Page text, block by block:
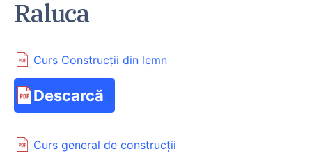
Raluca
Curs Construcții din lemn
Descarcă
Curs general de construcții